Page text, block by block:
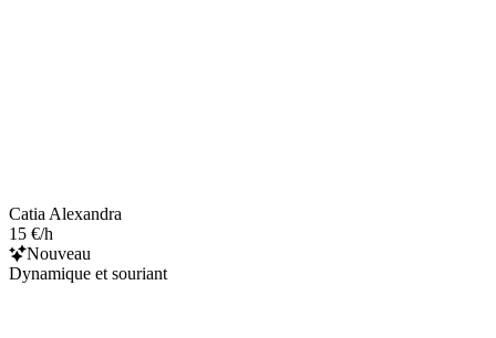
Catia Alexandra
15 €/h
Nouveau
Dynamique et souriant